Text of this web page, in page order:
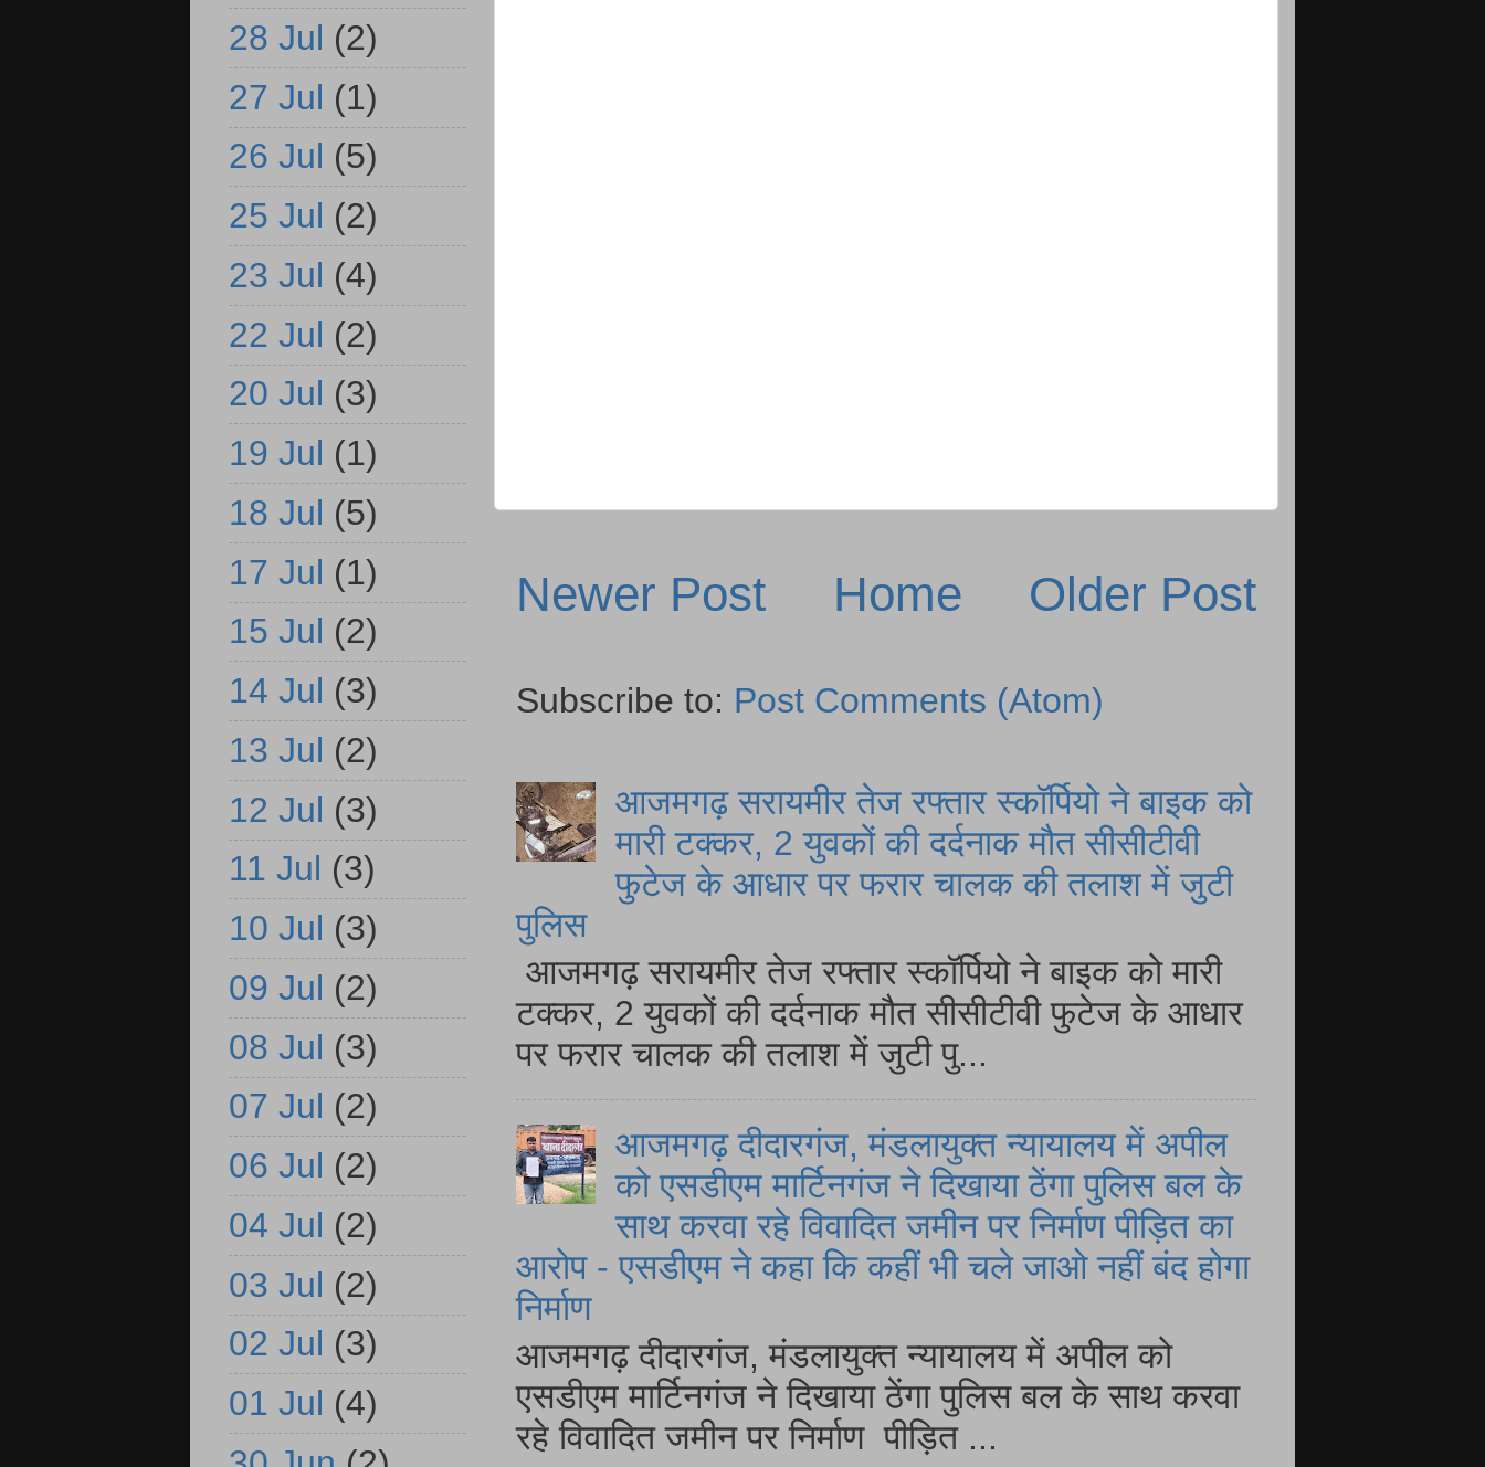
Newer Post Older Post
Home
Subscribe to: Post Comments (Atom)
आजमगढ़ सरायमीर तेज रफ्तार स्कॉर्पियो ने बाइक को
मारी टक्कर, 2 युवकों की दर्दनाक मौत सीसीटीवी
फुटेज के आधार पर फरार चालक की तलाश में जुटी
पुलिस
आजमगढ़ सरायमीर तेज रफ्तार स्कॉर्पियो ने बाइक को मारी
टक्कर, 2 युवकों की दर्दनाक मौत सीसीटीवी फुटेज के आधार
पर फरार चालक की तलाश में जुटी पु...
आजमगढ़ दीदारगंज, मंडलायुक्त न्यायालय में अपील
को एसडीएम मार्टिनगंज ने दिखाया ठेंगा पुलिस बल के
साथ करवा रहे विवादित जमीन पर निर्माण पीड़ित का
आरोप - एसडीएम ने कहा कि कहीं भी चले जाओ नहीं बंद होगा
निर्माण
आजमगढ़ दीदारगंज, मंडलायुक्त न्यायालय में अपील को
एसडीएम मार्टिनगंज ने दिखाया ठेंगा पुलिस बल के साथ करवा
रहे विवादित जमीन पर निर्माण पीड़ित ...
28 Jul (2)
27 Jul (1)
26 Jul (5)
25 Jul (2)
23 Jul (4)
22 Jul (2)
20 Jul (3)
19 Jul (1)
18 Jul (5)
17 Jul (1)
15 Jul (2)
14 Jul (3)
13 Jul (2)
12 Jul (3)
11 Jul (3)
10 Jul (3)
09 Jul (2)
08 Jul (3)
07 Jul (2)
06 Jul (2)
04 Jul (2)
03 Jul (2)
02 Jul (3)
01 Jul (4)